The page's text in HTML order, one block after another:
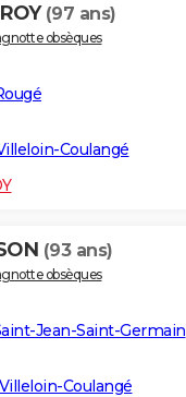
(97 ans)
obsèques
Coulangé
(93 ans)
obsèques
Jean-Saint-Germain
Villeloin-Coulangé